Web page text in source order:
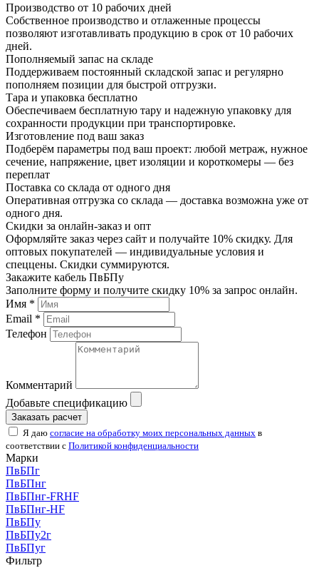
Производство от 10 рабочих дней
Собственное производство и отлаженные процессы
позволяют изготавливать продукцию в срок от 10 рабочих
дней.
Пополняемый запас на складе
Поддерживаем постоянный складской запас и регулярно
пополняем позиции для быстрой отгрузки.
Тара и упаковка бесплатно
Обеспечиваем бесплатную тару и надежную упаковку для
сохранности продукции при транспортировке.
Изготовление под ваш заказ
Подберём параметры под ваш проект: любой метраж, нужное
сечение, напряжение, цвет изоляции и короткомеры — без
переплат
Поставка со склада от одного дня
Оперативная отгрузка со склада — доставка возможна уже от
одного дня.
Скидки за онлайн-заказ и опт
Оформляйте заказ через сайт и получайте 10% скидку. Для
оптовых покупателей — индивидуальные условия и
спеццены. Скидки суммируются.
Закажите кабель ПвБПу
Заполните форму и получите скидку 10% за запрос онлайн.
Имя *
Email *
Телефон
Комментарий
Добавьте спецификацию
Заказать расчет
Я даю согласие на обработку моих персональных данных в
соответствии с Политикой конфиденциальности
Марки
ПвБПг
ПвБПнг
ПвБПнг-FRHF
ПвБПнг-HF
ПвБПу
ПвБПу2г
ПвБПуг
Фильтр